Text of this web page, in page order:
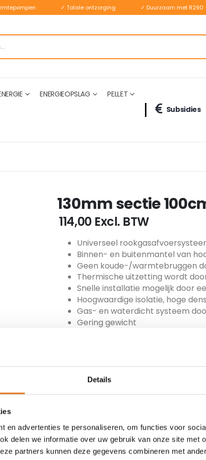
Details
en advertenties te personaliseren, om functies voor
delen we informatie over uw gebruik van onze site met
partners kunnen deze gegevens combineren met
✓ Totale ontzorging ✓ Duurzaam met R290
ENERGIEOPSLAG PELLET
Subsidies
130mm sectie
€ 114,00 Excl. BTW
Universeel
Binnen- en buitenmantel van
Geen koude-/warmtebruggen
Thermische uitzetting wordt
Snelle installatie mogelijk door
Hoogwaardige isolatie, hoge
Gas- en waterdicht systeem
Gering gewicht
Beschikbare partners